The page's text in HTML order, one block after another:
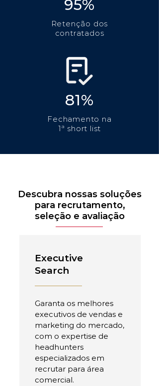
95%
Retenção dos
contratados
81%
Fechamento na
1ª short list
Descubra nossas soluções
para recrutamento,
seleção e avaliação
Executive
Search
Garanta os melhores
executivos de vendas e
marketing do mercado,
com o expertise de
headhunters
especializados em
recrutar para área
comercial.